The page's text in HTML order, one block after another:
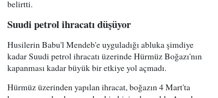
belirtti.
Suudi petrol ihracatı düşüyor
Husilerin Babu'l Mendeb'e uyguladığı abluka şimdiye
kadar Suudi petrol ihracatı üzerinde Hürmüz Boğazı'nın
kapanması kadar büyük bir etkiye yol açmadı.
Hürmüz üzerinden yapılan ihracat, boğazın 4 Mart'ta